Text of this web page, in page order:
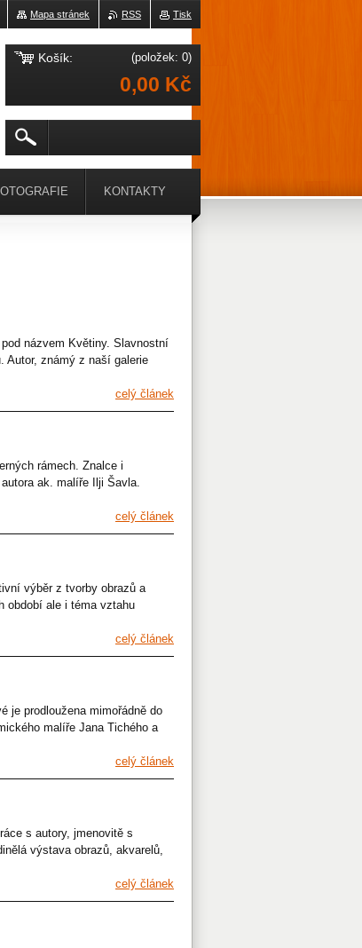
názvem Květiny. Slavnostní
Autor, známý z naší galerie
celý článek
rámech. Znalce i
ak. malíře Ilji Šavla.
celý článek
výběr z tvorby obrazů a
období ale i téma vztahu
celý článek
je prodloužena mimořádně do
malíře Jana Tichého a
celý článek
s autory, jmenovitě s
výstava obrazů, akvarelů,
celý článek
KONTAKTY
Tisk
RSS
Mapa stránek
Košík: (položek: 0)
0,00 Kč